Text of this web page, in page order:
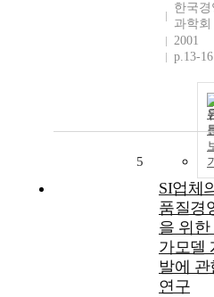
한국경
과학회
2001
p.13-16
5
SI업체
품질경
을 위한
가모델
발에 관
연구